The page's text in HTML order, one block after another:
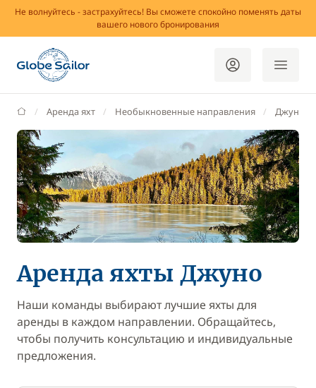
Не волнуйтесь - застрахуйтесь! Вы сможете спокойно поменять даты
вашего нового бронирования
GlobeSailor
Аренда яхт Необыкновенные направления Джуно
Аренда яхты Джуно
Наши команды выбирают лучшие яхты для
аренды в каждом направлении. Обращайтесь,
чтобы получить консультацию и индивидуальные
предложения.